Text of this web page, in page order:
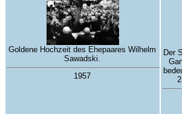
Goldene Hochzeit des Ehepaares Wilhelm
Sawadski.
1957
Der